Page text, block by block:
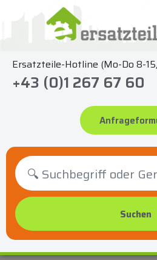
springen
Ersatzteile-Hotline (Mo-Do 8-
+43 (0)1 267 67 60